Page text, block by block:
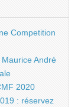
Competition
André
2020
: réservez